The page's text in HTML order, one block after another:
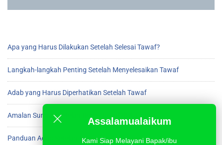
Apa yang Harus Dilakukan Setelah Selesai Tawaf?
Langkah-langkah Penting Setelah Menyelesaikan Tawaf
Adab yang Harus Diperhatikan Setelah Tawaf
Amalan Sunnah Setelah Beres Tawaf di Ka’bah
Panduan Adab Setelah Menyelesaikan Tawaf
Assalamualaikum
Kami Siap Melayani Bapak/ibu